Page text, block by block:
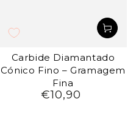
Carbide Diamantado
Cónico Fino – Gramagem
Fina
Preço
€10,90